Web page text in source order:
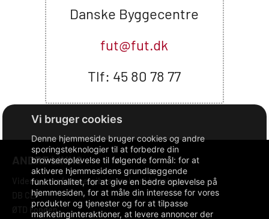
Denne hjemmeside bruger cookies og andre
sporingsteknologier til at forbedre din
browseroplevelse til følgende formål:for at
aktivere hjemmesidens grundlæggende
funktionalitet,for at give en bedre oplevelse på
hjemmesiden,for at måle din interesse for vores
produkter og tjenester og for at tilpasse
marketinginteraktioner,at levere annoncer der
Danske Byggecentre
fut@fut.dk
Tlf: 45 80 78 77
ANDRE LINKS
Videncenter for energibesparelser i bygninger
DB CLP
ØTD Fonden